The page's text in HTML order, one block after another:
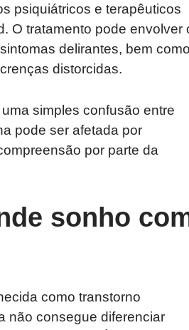
psiquiátricos e terapêuticos
O tratamento pode envolver
delirantes, bem como
distorcidas.
simples confusão entre
pode ser afetada por
por parte da
sonho
como transtorno
não consegue diferenciar